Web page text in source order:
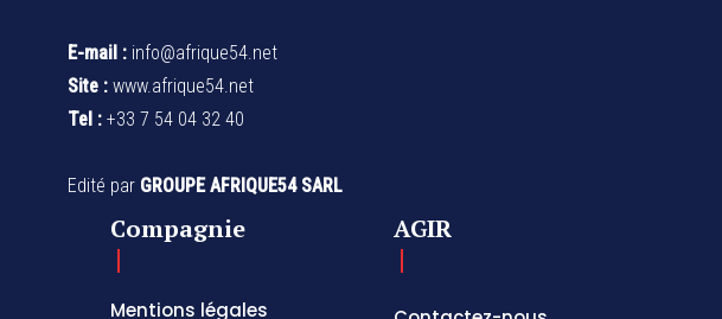
E-mail : info@afrique54.net
Site : www.afrique54.net
Tel : +33 7 54 04 32 40
Edité par GROUPE AFRIQUE54 SARL
Compagnie
Mentions légales
AGIR